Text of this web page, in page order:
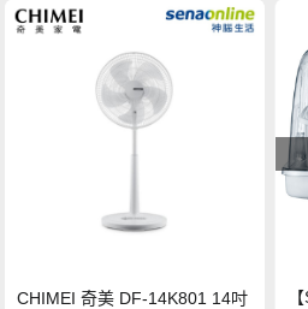
CHIMEI 奇美 DF-14K801 14吋